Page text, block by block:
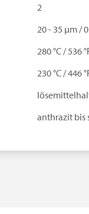
2
20 - 35 µm /
280 °C / 536
230 °C / 446
anthrazit bis